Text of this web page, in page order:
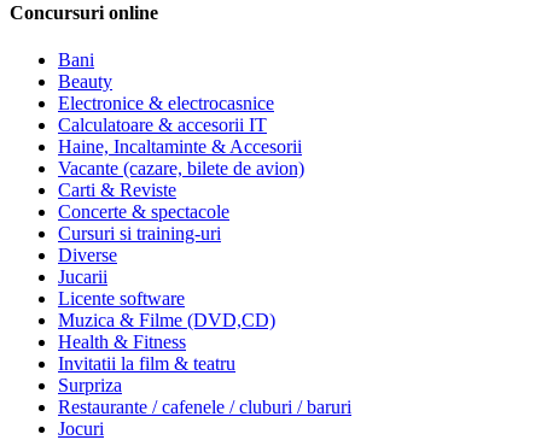
Concursuri online
Bani
Beauty
Electronice & electrocasnice
Calculatoare & accesorii IT
Haine, Incaltaminte & Accesorii
Vacante (cazare, bilete de avion)
Carti & Reviste
Concerte & spectacole
Cursuri si training-uri
Diverse
Jucarii
Licente software
Muzica & Filme (DVD,CD)
Health & Fitness
Invitatii la film & teatru
Surpriza
Restaurante / cafenele / cluburi / baruri
Jocuri